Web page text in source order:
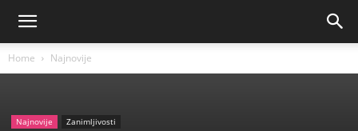
Home Najnovije
Najnovije Zanimljivosti